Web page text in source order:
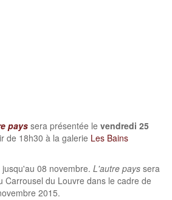
pays sera présentée le vendredi 25
de 18h30 à la galerie Les Bains
08 novembre. L'autre pays sera
Carrousel du Louvre dans le cadre de
2015.